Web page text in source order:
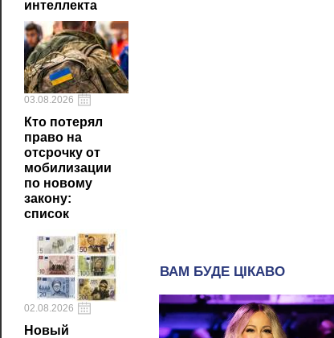
интеллекта
03.08.2026
Кто потерял
право на
отсрочку от
мобилизации
по новому
закону:
список
02.08.2026
Новый